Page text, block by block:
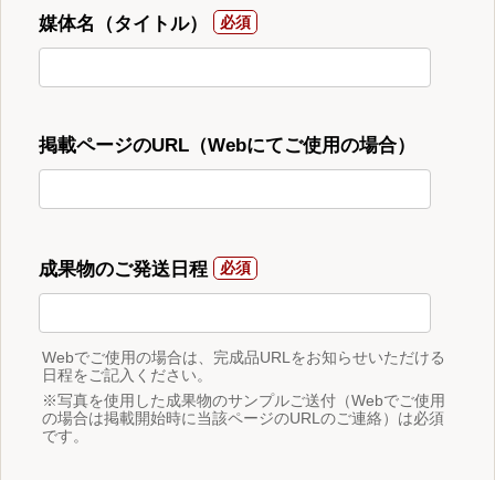
媒体名（タイトル）
掲載ページのURL（Webにてご使用の場合）
成果物のご発送日程
Webでご使用の場合は、完成品URLをお知らせいただける
日程をご記入ください。
※写真を使用した成果物のサンプルご送付（Webでご使用
の場合は掲載開始時に当該ページのURLのご連絡）は必須
です。